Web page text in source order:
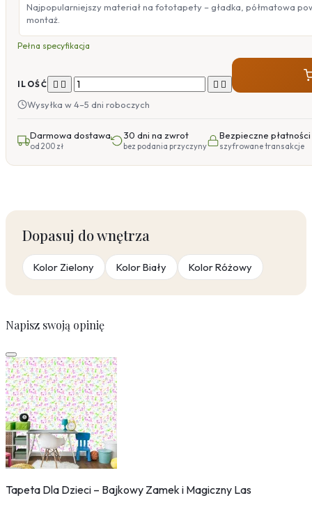
Najpopularniejszy materiał na fototapety – gładka, półmatowa
montaż.
Pełna specyfikacja
ILOŚĆ    
Wysyłka w 4–5 dni roboczych
Darmowa dostawa
od 200 zł
30 dni na zwrot
bez podania przyczyny
Bezpieczne płatności
szyfrowane transakcje
Dopasuj do wnętrza
Kolor Zielony Kolor Biały Kolor Różowy
Napisz swoją opinię
Tapeta Dla Dzieci – Bajkowy Zamek i Magiczny Las